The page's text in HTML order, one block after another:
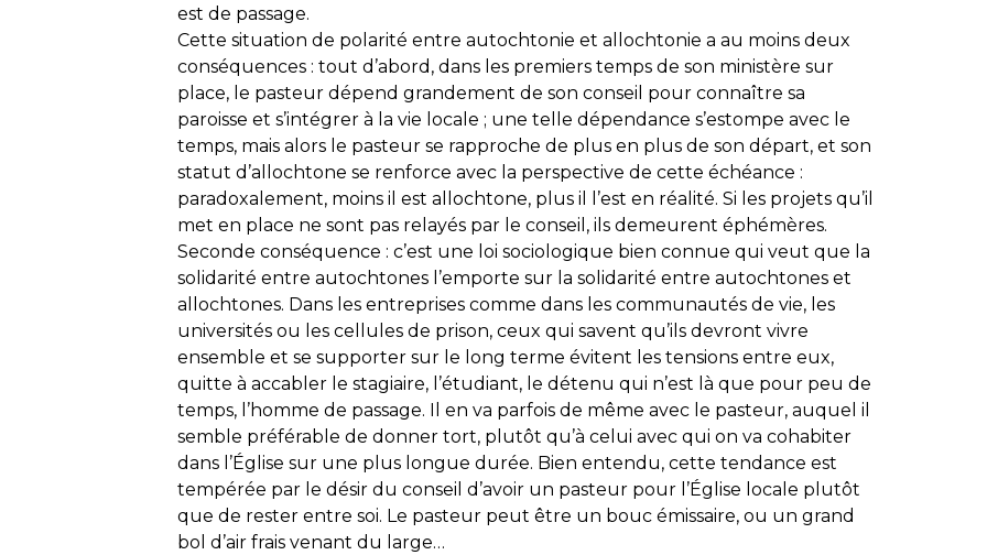
est de passage.
Cette situation de polarité entre autochtonie et allochtonie a au moins deux
conséquences : tout d’abord, dans les premiers temps de son ministère sur
place, le pasteur dépend grandement de son conseil pour connaître sa
paroisse et s’intégrer à la vie locale ; une telle dépendance s’estompe avec le
temps, mais alors le pasteur se rapproche de plus en plus de son départ, et son
statut d’allochtone se renforce avec la perspective de cette échéance :
paradoxalement, moins il est allochtone, plus il l’est en réalité. Si les projets qu’il
met en place ne sont pas relayés par le conseil, ils demeurent éphémères.
Seconde conséquence : c’est une loi sociologique bien connue qui veut que la
solidarité entre autochtones l’emporte sur la solidarité entre autochtones et
allochtones. Dans les entreprises comme dans les communautés de vie, les
universités ou les cellules de prison, ceux qui savent qu’ils devront vivre
ensemble et se supporter sur le long terme évitent les tensions entre eux,
quitte à accabler le stagiaire, l’étudiant, le détenu qui n’est là que pour peu de
temps, l’homme de passage. Il en va parfois de même avec le pasteur, auquel il
semble préférable de donner tort, plutôt qu’à celui avec qui on va cohabiter
dans l’Église sur une plus longue durée. Bien entendu, cette tendance est
tempérée par le désir du conseil d’avoir un pasteur pour l’Église locale plutôt
que de rester entre soi. Le pasteur peut être un bouc émissaire, ou un grand
bol d’air frais venant du large…